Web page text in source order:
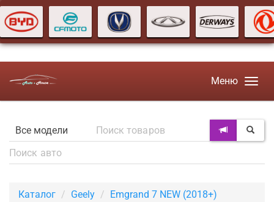
Меню
Каталог Geely
Emgrand 7 NEW (2018+)